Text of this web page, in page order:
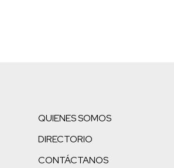
QUIENES SOMOS
DIRECTORIO
CONTÁCTANOS